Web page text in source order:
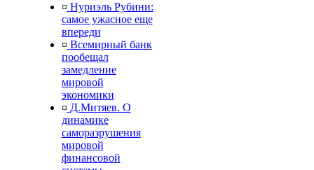
¤ Нуриэль Рубини:
самое ужасное еще
впереди
¤ Всемирный банк
пообещал
замедление
мировой
экономики
¤ Д.Митяев. О
динамике
саморазрушения
мировой
финансовой